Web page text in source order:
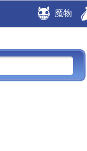
魔物